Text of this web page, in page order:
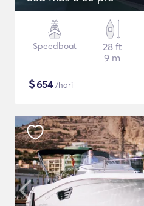
Speedboat
28 ft
9 m
$654/hari